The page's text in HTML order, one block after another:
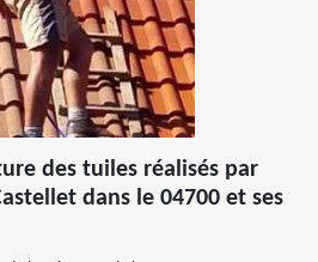
des tuiles réalisés par
dans le 04700 et ses